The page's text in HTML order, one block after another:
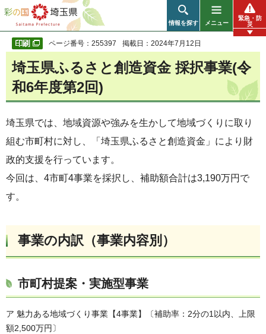
彩の国 埼玉県
情報を探す メニュー
緊急・防
災
ページ番号：255397 掲載日：2024年7月12日
埼玉県ふるさと創造資金 採択事業(令
和6年度第2回)
埼玉県では、地域資源や強みを生かして地域づくりに取り
組む市町村に対し、「埼玉県ふるさと創造資金」により財
政的支援を行っています。
今回は、4市町4事業を採択し、補助額合計は3,190万円で
す。
事業の内訳（事業内容別）
市町村提案・実施型事業
ア 魅力ある地域づくり事業【4事業】〔補助率：2分の1以内、上限
額2,500万円〕